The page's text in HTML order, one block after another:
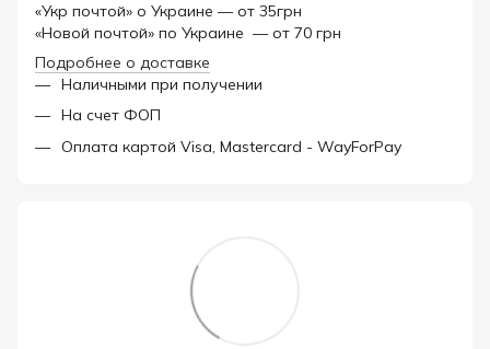
«Укр почтой» о Украине — от 35грн
«Новой почтой» по Украине — от 70 грн
Подробнее о доставке
Наличными при получении
На счет ФОП
Оплата картой Visa, Mastercard - WayForPay